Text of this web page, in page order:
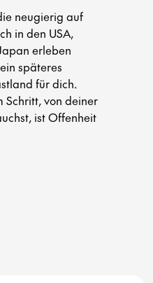
neugierig auf
in den USA,
erleben
späteres
für dich.
Schritt, von deiner
ist Offenheit